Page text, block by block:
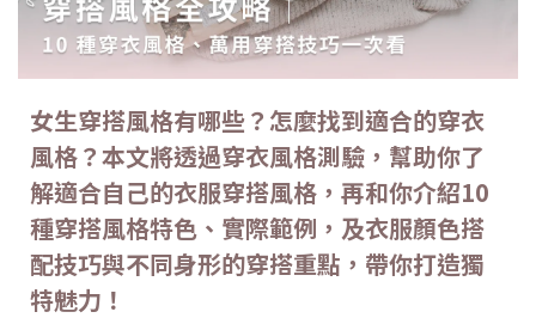
女生穿搭風格有哪些？怎麼找到適合的穿衣
風格？本文將透過穿衣風格測驗，幫助你了
解適合自己的衣服穿搭風格，再和你介紹10
種穿搭風格特色、實際範例，及衣服顏色搭
配技巧與不同身形的穿搭重點，帶你打造獨
特魅力！